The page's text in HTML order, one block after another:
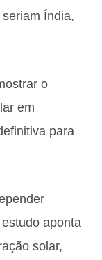
Índia,
o
em
para
aponta
solar,